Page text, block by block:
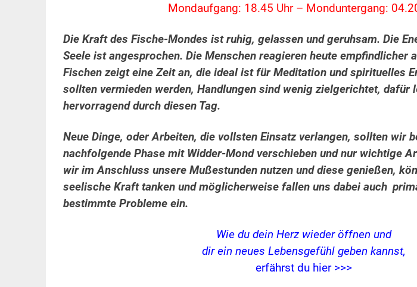
Mondaufgang: 18.45 Uhr – Monduntergang:
Die Kraft des Fische-Mondes ist ruhig, gelassen und geruhsam. Die
Seele ist angesprochen. Die Menschen reagieren heute empfindlicher
Fischen zeigt eine Zeit an, die ideal ist für Meditation und spirituelles
sollten vermieden werden, Handlungen sind wenig zielgerichtet, dafür
hervorragend durch diesen Tag.
Neue Dinge, oder Arbeiten, die vollsten Einsatz verlangen, sollten wir
nachfolgende Phase mit Widder-Mond verschieben und nur wichtige
wir im Anschluss unsere Mußestunden nutzen und diese genießen,
seelische Kraft tanken und möglicherweise fallen uns dabei auch p
bestimmte Probleme ein.
Wie du dein Herz wieder öffnen und
dir ein neues Lebensgefühl geben kannst,
erfährst du hier >>>